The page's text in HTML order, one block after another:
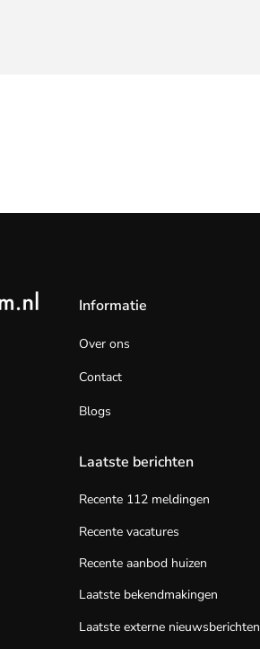
Informatie
Over ons
Contact
Blogs
Laatste berichten
Recente 112 meldingen
Recente vacatures
Recente aanbod huizen
Laatste bekendmakingen
Laatste externe nieuwsberichten